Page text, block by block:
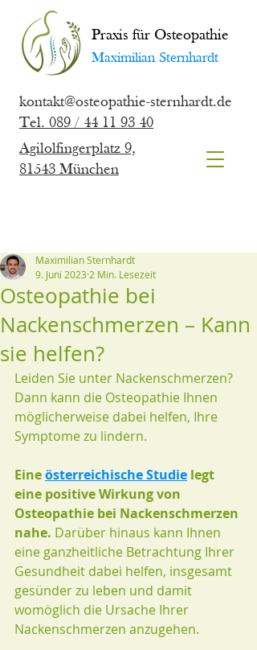
Praxis für Osteopathie
Maximilian Sternhardt
kontakt@osteopathie-sternhardt.de
Tel. 089 / 44 11 93 40
Agilolfingerplatz 9,
81543 München
Osteopathie bei
Nackenschmerzen – Kann
sie helfen?
Maximilian Sternhardt
9. Juni 2023 2 Min. Lesezeit
Leiden Sie unter Nackenschmerzen?
Dann kann die Osteopathie Ihnen
möglicherweise dabei helfen, Ihre
Symptome zu lindern.
Eine österreichische Studie legt
eine positive Wirkung von
Osteopathie bei Nackenschmerzen
nahe. Darüber hinaus kann Ihnen
eine ganzheitliche Betrachtung Ihrer
Gesundheit dabei helfen, insgesamt
gesünder zu leben und damit
womöglich die Ursache Ihrer
Nackenschmerzen anzugehen.